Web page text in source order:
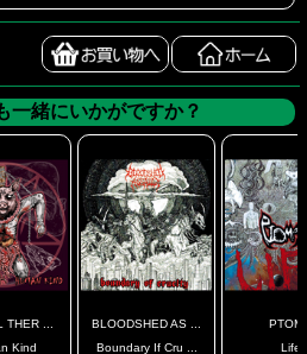
一緒にいかがですか？
THER ...
Kind
BLOODSHED AS ...
Boundary If Cru ...
Life